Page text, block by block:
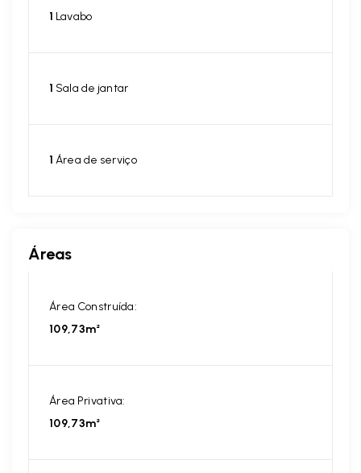
1 Lavabo
1 Sala de jantar
1 Área de serviço
Áreas
Área Construída:
109,73m²
Área Privativa:
109,73m²